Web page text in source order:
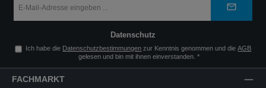
Mail-
*
Datenschutz
Ich habe die Datenschutzbestimmungen zur Kenntnis genommen und dieAGB
gelesen und bin mit ihnen einverstanden. *
FACHMARKT